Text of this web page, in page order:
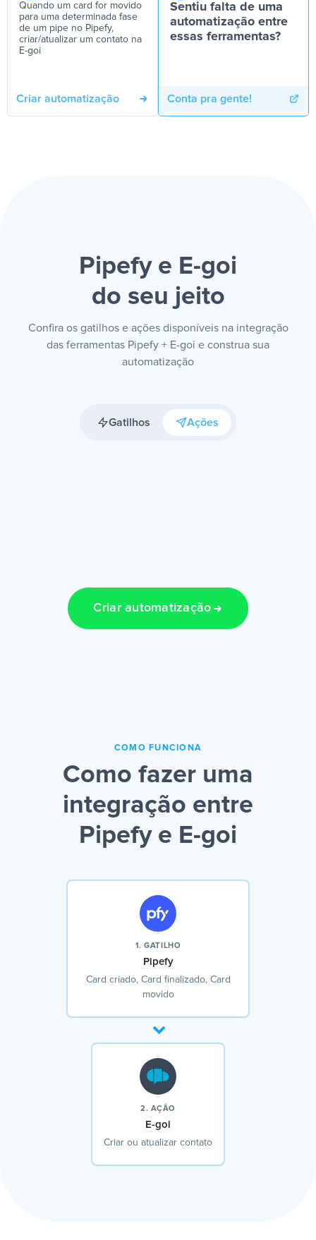
Quando um card for movido
para uma determinada fase
de um pipe no Pipefy,
criar/atualizar um contato na
E-goi
Criar automatização
Sentiu falta de uma
automatização entre
essas ferramentas?
Conta pra gente!
Pipefy e E-goi
do seu jeito
Confira os gatilhos e ações disponíveis na integração
das ferramentas Pipefy + E-goi e construa sua
automatização
Gatilhos Ações
Criar automatização
COMO FUNCIONA
Como fazer uma
integração entre
Pipefy e E-goi
1. GATILHO
Pipefy
Card criado, Card finalizado, Card
movido
2. AÇÃO
E-goi
Criar ou atualizar contato